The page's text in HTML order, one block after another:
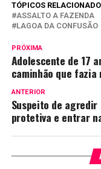
TÓPICOS
ASSALTO A FAZENDA
LAGOA DA CONFUSÃO
PRÓXIMA
Adolescente de 17
caminhão que
ANTERIOR
Suspeito de
protetiva e entrar